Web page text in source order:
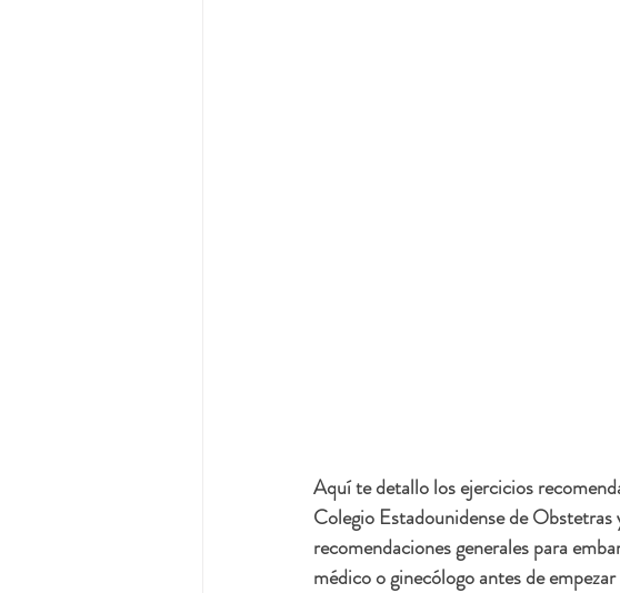
Aquí te detallo los ejercicios
Colegio Estadounidense de
recomendaciones generales para
médico o ginecólogo antes de